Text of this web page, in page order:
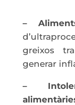
–
greixos
generar
–